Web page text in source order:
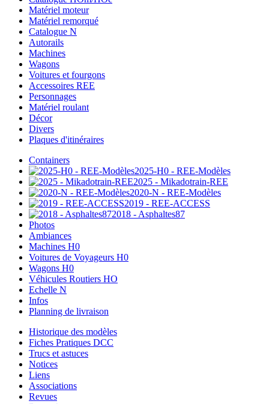
Matériel moteur
Matériel remorqué
Catalogue N
Autorails
Machines
Wagons
Voitures et fourgons
Accessoires REE
Personnages
Matériel roulant
Décor
Divers
Plaques d'itinéraires
Containers
2025-H0 - REE-Modèles
2025 - Mikadotrain-REE
2020-N - REE-Modèles
2019 - REE-ACCESS
2018 - Asphaltes87
Photos
Ambiances
Machines H0
Voitures de Voyageurs H0
Wagons H0
Véhicules Routiers HO
Echelle N
Infos
Planning de livraison
Historique des modèles
Fiches Pratiques DCC
Trucs et astuces
Notices
Liens
Associations
Revues